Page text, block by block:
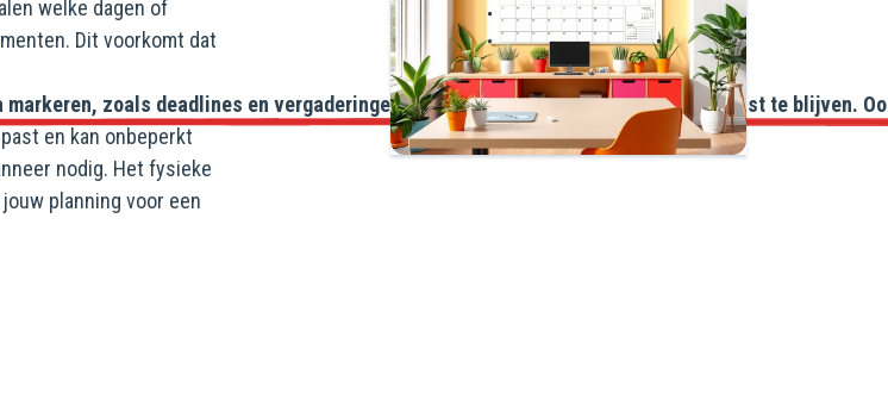
welke dagen of
Dit voorkomt dat
zoals deadlines en vergaderingen, en zakelijke doelen stellen om gefocust te blijven.
en kan onbeperkt
nodig. Het fysieke
planning voor een